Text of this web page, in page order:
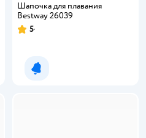
Шапочка для плавания
Bestway 26039
5
Уведомить о появлении